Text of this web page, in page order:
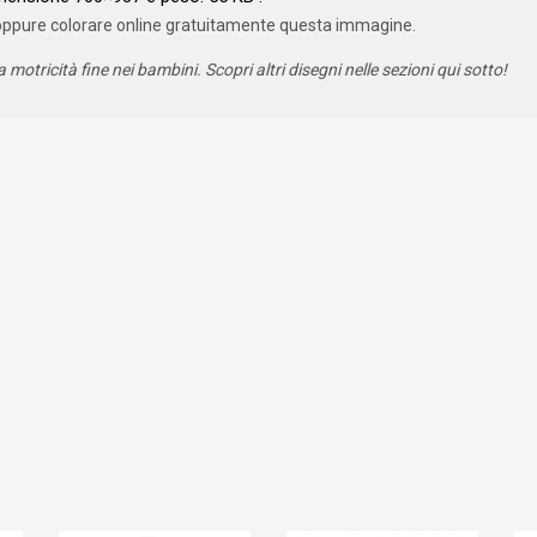
colorare online gratuitamente questa immagine.
motricità fine nei bambini. Scopri altri disegni nelle sezioni qui sotto!